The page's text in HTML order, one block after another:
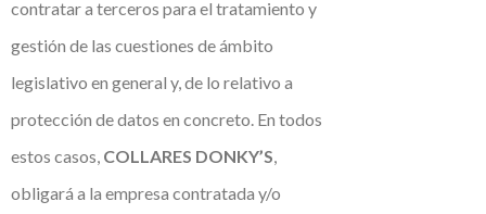
contratar a terceros para el tratamiento y
gestión de las cuestiones de ámbito
legislativo en general y, de lo relativo a
protección de datos en concreto. En todos
estos casos, COLLARES DONKY’S,
obligará a la empresa contratada y/o